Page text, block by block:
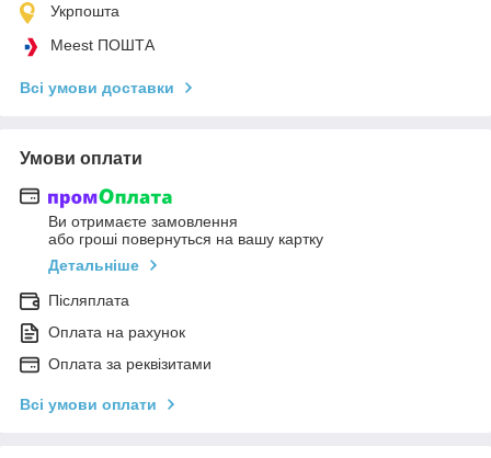
Укрпошта
Meest ПОШТА
Всі умови доставки
Умови оплати
Ви отримаєте замовлення
або гроші повернуться на вашу картку
Детальніше
Післяплата
Оплата на рахунок
Оплата за реквізитами
Всі умови оплати